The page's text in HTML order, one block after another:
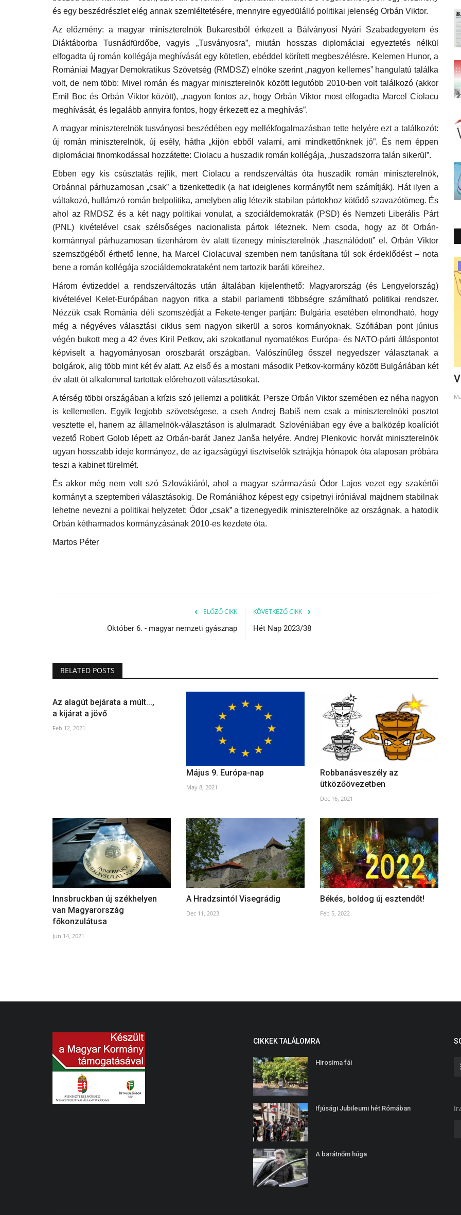
és egy beszédrészlet elég annak szemléltetésére, mennyire egyedülálló politikai jelenség Orbán Viktor.
Az előzmény: a magyar miniszterelnök Bukarestből érkezett a Bálványosi Nyári Szabadegyetem és
Diáktáborba Tusnádfürdőbe, vagyis „Tusványosra”, miután hosszas diplomáciai egyeztetés nélkül
elfogadta új román kollégája meghívását egy kötetlen, ebéddel körített megbeszélésre. Kelemen Hunor, a
Romániai Magyar Demokratikus Szövetség (RMDSZ) elnöke szerint „nagyon kellemes” hangulatú találka
volt, de nem több: Mivel román és magyar miniszterelnök között legutóbb 2010-ben volt találkozó (akkor
Emil Boc és Orbán Viktor között), „nagyon fontos az, hogy Orbán Viktor most elfogadta Marcel Ciolacu
meghívását, és legalább annyira fontos, hogy érkezett ez a meghívás”.
A magyar miniszterelnök tusványosi beszédében egy mellékfogalmazásban tette helyére ezt a találkozót:
új román miniszterelnök, új esély, hátha „kijön ebből valami, ami mindkettőnknek jó”. És nem éppen
diplomáciai finomkodással hozzátette: Ciolacu a huszadik román kollégája, „huszadszorra talán sikerül”.
Ebben egy kis csúsztatás rejlik, mert Ciolacu a rendszerváltás óta huszadik román miniszterelnök,
Orbánnal párhuzamosan „csak” a tizenkettedik (a hat ideiglenes kormányfőt nem számítják). Hát ilyen a
váltakozó, hullámzó román belpolitika, amelyben alig létezik stabilan pártokhoz kötődő szavazótömeg. És
ahol az RMDSZ és a két nagy politikai vonulat, a szociáldemokraták (PSD) és Nemzeti Liberális Párt
(PNL) kivételével csak szélsőséges nacionalista pártok léteznek. Nem csoda, hogy az öt Orbán-
kormánnyal párhuzamosan tizenhárom év alatt tizenegy miniszterelnök „használódott” el. Orbán Viktor
szemszögéből érthető lenne, ha Marcel Ciolacuval szemben nem tanúsítana túl sok érdeklődést – nota
bene a román kollégája szociáldemokrataként nem tartozik baráti köreihez.
Három évtizeddel a rendszerváltozás után általában kijelenthető: Magyarország (és Lengyelország)
kivételével Kelet-Európában nagyon ritka a stabil parlamenti többségre számítható politikai rendszer.
Nézzük csak Románia déli szomszédját a Fekete-tenger partján: Bulgária esetében elmondható, hogy
még a négyéves választási ciklus sem nagyon sikerül a soros kormányoknak. Szófiában pont június
végén bukott meg a 42 éves Kiril Petkov, aki szokatlanul nyomatékos Európa- és NATO-párti álláspontot
képviselt a hagyományosan oroszbarát országban. Valószínűleg ősszel negyedszer választanak a
bolgárok, alig több mint két év alatt. Az első és a mostani második Petkov-kormány között Bulgáriában két
év alatt öt alkalommal tartottak előrehozott választásokat.
A térség többi országában a krízis szó jellemzi a politikát. Persze Orbán Viktor szemében ez néha nagyon
is kellemetlen. Egyik legjobb szövetségese, a cseh Andrej Babiš nem csak a miniszterelnöki posztot
vesztette el, hanem az államelnök-választáson is alulmaradt. Szlovéniában egy éve a balközép koalíciót
vezető Robert Golob lépett az Orbán-barát Janez Janša helyére. Andrej Plenkovic horvát miniszterelnök
ugyan hosszabb ideje kormányoz, de az igazságügyi tisztviselők sztrájkja hónapok óta alaposan próbára
teszi a kabinet türelmét.
És akkor még nem volt szó Szlovákiáról, ahol a magyar származású Ódor Lajos vezet egy szakértői
kormányt a szeptemberi választásokig. De Romániához képest egy csipetnyi iróniával majdnem stabilnak
lehetne nevezni a politikai helyzetet: Ódor „csak” a tizenegyedik miniszterelnöke az országnak, a hatodik
Orbán kétharmados kormányzásának 2010-es kezdete óta.
Martos Péter
ELŐZŐ CIKK
Október 6. - magyar nemzeti gyásznap
KÖVETKEZŐ CIKK
Hét Nap 2023/38
RELATED POSTS
Az alagút bejárata a múlt...,
a kijárat a jövő
Feb 12, 2021
Május 9. Európa-nap
May 8, 2021
Robbanásveszély az
ütközőövezetben
Dec 16, 2021
Innsbruckban új székhelyen
van Magyarország
főkonzulátusa
Jun 14, 2021
A Hradzsintól Visegrádig
Dec 11, 2023
Békés, boldog új esztendőt!
Feb 5, 2022
Újság Archívum
2020
Mar 10, 2021
Novella
Dec 27, 2021
CIKKEK TALÁLOMRA
Hirosima fái
Ifjúsági Jubileumi hét Rómában
A barátnőm húga